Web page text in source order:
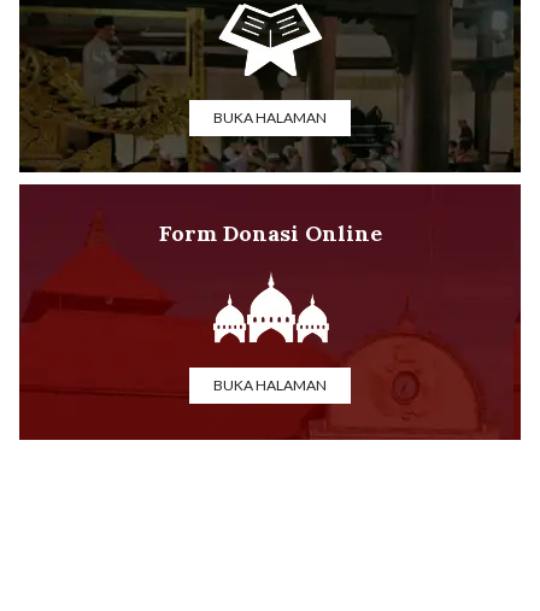
BUKA HALAMAN
Form Donasi Online
BUKA HALAMAN